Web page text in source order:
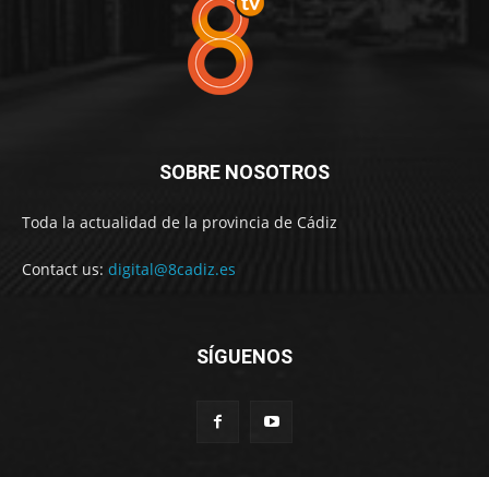
SOBRE NOSOTROS
Toda la actualidad de la provincia de Cádiz
Contact us: digital@8cadiz.es
SÍGUENOS